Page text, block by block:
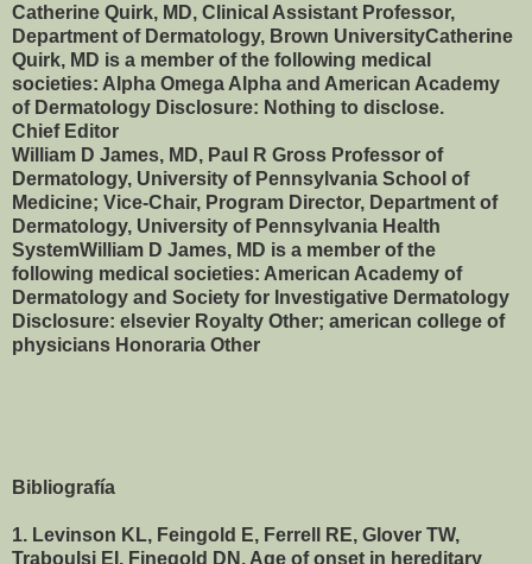
Catherine Quirk, MD, Clinical Assistant Professor,
Department of Dermatology, Brown UniversityCatherine
Quirk, MD is a member of the following medical
societies: Alpha Omega Alpha and American Academy
of Dermatology Disclosure: Nothing to disclose.
Chief Editor
William D James, MD, Paul R Gross Professor of
Dermatology, University of Pennsylvania School of
Medicine; Vice-Chair, Program Director, Department of
Dermatology, University of Pennsylvania Health
SystemWilliam D James, MD is a member of the
following medical societies: American Academy of
Dermatology and Society for Investigative Dermatology
Disclosure: elsevier Royalty Other; american college of
physicians Honoraria Other
Bibliografía
1. Levinson KL, Feingold E, Ferrell RE, Glover TW,
Traboulsi EI, Finegold DN. Age of onset in hereditary